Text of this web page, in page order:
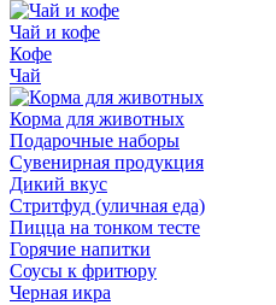
Чай и кофе
Кофе
Чай
Корма для животных
Подарочные наборы
Сувенирная продукция
Дикий вкус
Стритфуд (уличная еда)
Пицца на тонком тесте
Горячие напитки
Соусы к фритюру
Черная икра